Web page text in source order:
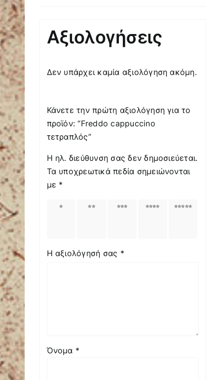
Αξιολογήσεις
Δεν υπάρχει καμία αξιολόγηση ακόμη.
Κάνετε την πρώτη αξιολόγηση για το
προϊόν: “Freddo cappuccino
τετραπλός”
Η ηλ. διεύθυνση σας δεν δημοσιεύεται.
Τα υποχρεωτικά πεδία σημειώνονται
με *
3
4
5
Η αξιολόγησή σας *
Όνομα *